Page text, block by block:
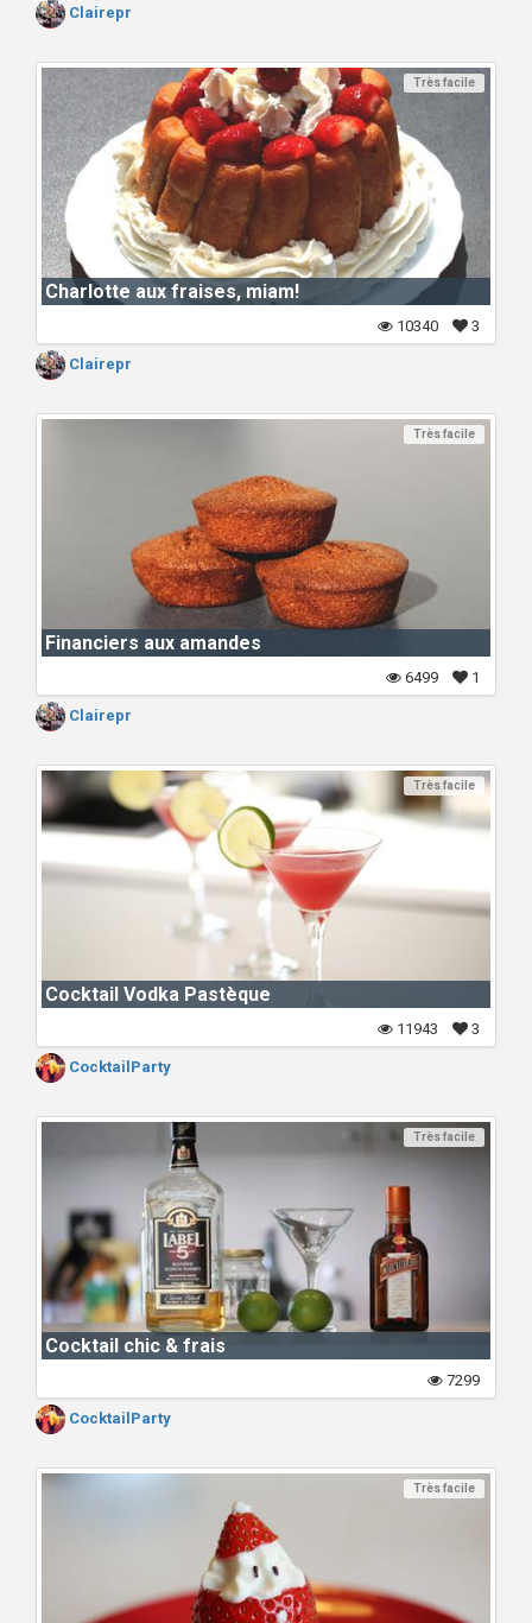
Clairepr
Très facile
Charlotte aux fraises, miam!
3
10340
Clairepr
Très facile
Financiers aux amandes
1
6499
Clairepr
Très facile
Cocktail Vodka Pastèque
3
11943
CocktailParty
Très facile
Cocktail chic & frais
7299
CocktailParty
Très facile